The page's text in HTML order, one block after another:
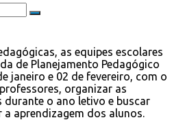
as equipes escolares
de Planejamento Pedagógico
janeiro e 02 de fevereiro, com o
organizar as
durante o ano letivo e buscar
aprendizagem dos alunos.